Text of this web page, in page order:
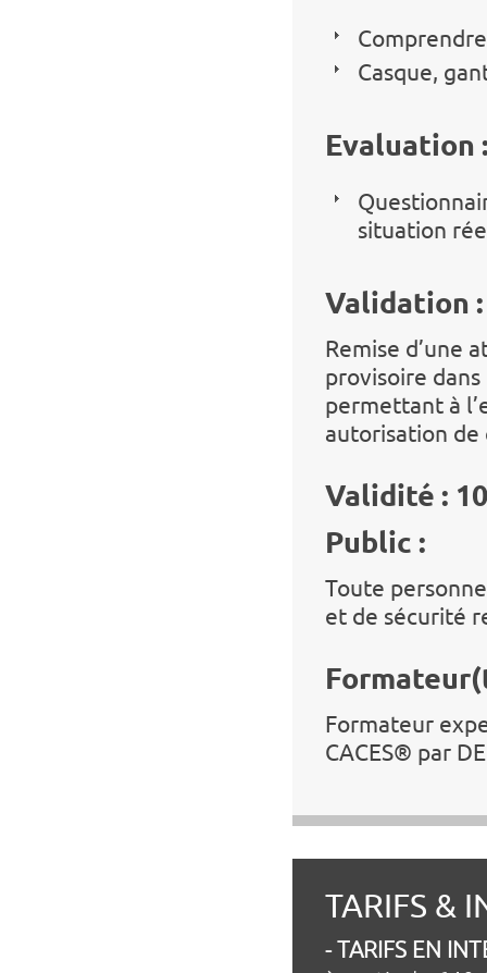
Casque,
Evaluation
situation
Validation :
Remise d’une
provisoire
permettant à
autorisation de
Validité :
Public :
Toute
et de sécurité
Formateur
CACES® par
TARIFS &
- TARIFS EN